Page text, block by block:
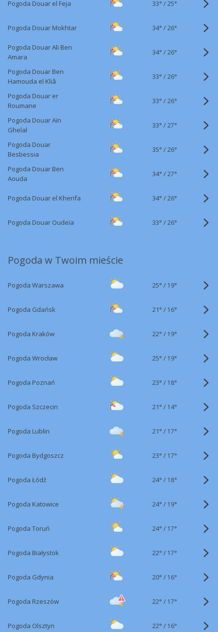
Pogoda Douar el Feja 33° /25°
Pogoda Douar Mokhtar 34° /26°
Pogoda Douar Ali Ben
Amara
34° /26°
Pogoda Douar Ben
Hamouda el Kliâ
33° /26°
Pogoda Douar er
Roumane
33° /26°
Pogoda Douar Aïn
Ghelal
33° /27°
Pogoda Douar
Besbessia
35° /26°
Pogoda Douar Ben
Aouda
34° /27°
Pogoda Douar el Kherifa 34° /26°
Pogoda Douar Oudeïa 33° /26°
Pogoda w Twoim mieście
Pogoda Warszawa 25° / 19°
Pogoda Gdańsk 21° / 16°
Pogoda Kraków 22° / 19°
Pogoda Wrocław 25° / 19°
Pogoda Poznań 23° / 18°
Pogoda Szczecin 21° / 14°
Pogoda Lublin 21° / 17°
Pogoda Bydgoszcz 23° / 17°
Pogoda Łódź 24° / 18°
Pogoda Katowice 24° / 19°
Pogoda Toruń 24° / 17°
Pogoda Białystok 22° / 17°
Pogoda Gdynia 20° / 16°
Pogoda Rzeszów 22° / 17°
Pogoda Olsztyn 22° / 16°